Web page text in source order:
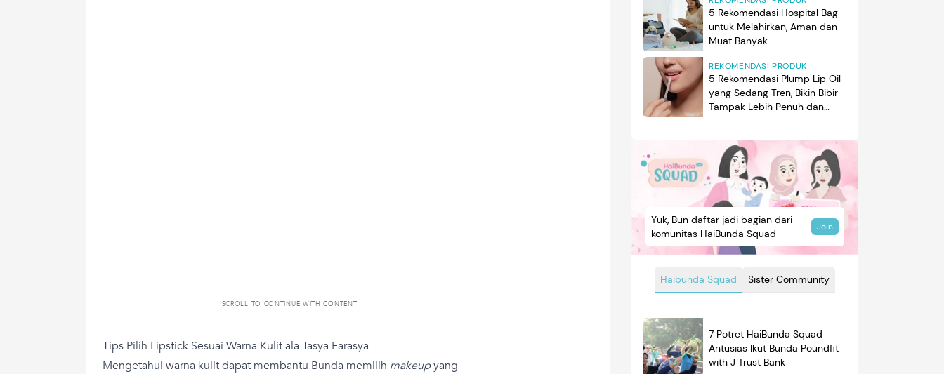
SCROLL TO CONTINUE WITH CONTENT
Tips Pilih Lipstick Sesuai Warna Kulit ala Tasya Farasya
Mengetahui warna kulit dapat membantu Bunda memilih makeupyang
5 Rekomendasi Hospital Bag
untuk Melahirkan, Aman dan
Muat Banyak
REKOMENDASI PRODUK
5 Rekomendasi Plump Lip Oil
yang Sedang Tren, Bikin Bibir
Tampak Lebih Penuh dan
Haibunda Squad Sister Community
Yuk, Bun daftar jadi bagian dari
komunitas HaiBunda Squad
Join
7 Potret HaiBunda Squad
Antusias Ikut Bunda Poundfit
with J Trust Bank